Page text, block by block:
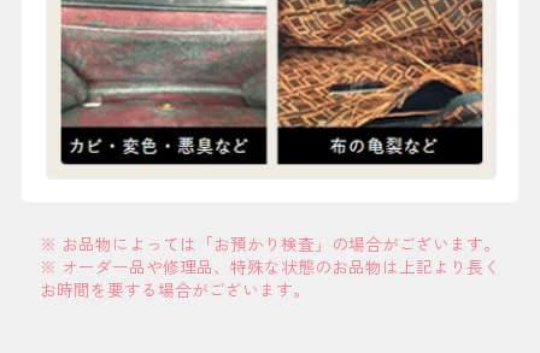
※ お品物によっては「お預かり検査」の場合がございます。
※ オーダー品や修理品、特殊な状態のお品物は上記より長く
お時間を要する場合がございます。